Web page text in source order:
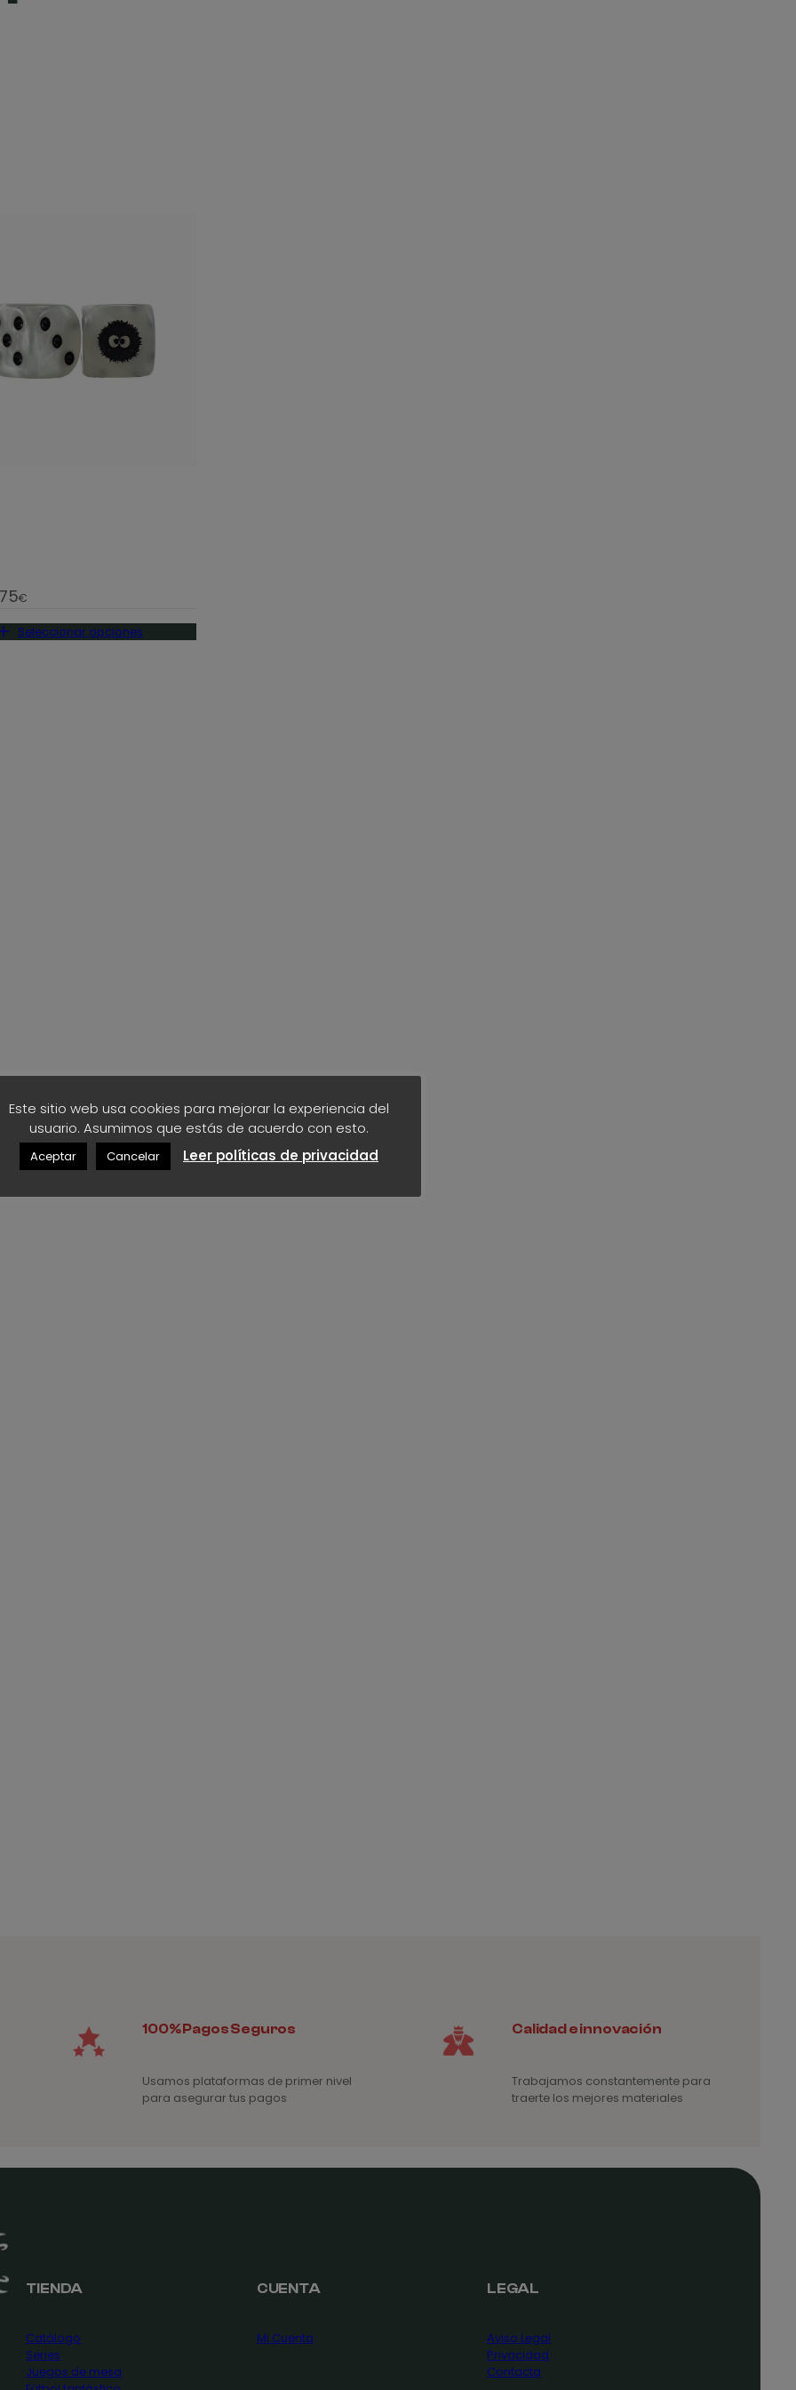
€
Seleccionar opciones
100% Pagos Seguros
Usamos plataformas de primer nivel
para asegurar tus pagos
Calidad e innovación
Trabajamos constantemente para
traerte los mejores materiales
TIENDA
Catálogo
Series
Juegos de mesa
CUENTA
Mi Cuenta
LEGAL
Aviso Legal
Privacidad
Contacta
Este sitio web usa cookies para mejorar la experiencia del
usuario. Asumimos que estás de acuerdo con esto.
Aceptar Cancelar Leer políticas de privacidad